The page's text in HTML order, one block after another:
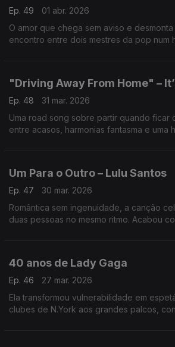
Ep. 49
01 abr. 2026
O amor que chega sem aviso e desmonta
encontro entre dois mestres da pop num
"Driving Away From Home" –
Ep. 48
31 mar. 2026
Uma road song sobre partir quando ficar
entre acasos, harmonias fantasma e uma
Um Para o Outro – Lulu Santos
Ep. 47
30 mar. 2026
Romântica sem ingenuidade, a canção
duas pessoas no mesmo ritmo. Acabou
40 anos de Lady Gaga
Ep. 46
27 mar. 2026
Ela transformou vulnerabilidade em
clubes de N.York aos grandes palcos,